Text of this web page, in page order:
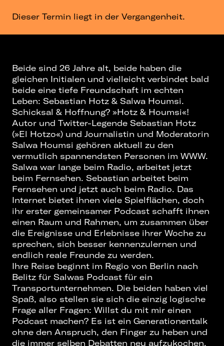
Dieser Termin liegt in der Vergangenheit.
Beide sind 26 Jahre alt, beide haben die
gleichen Initialen und vielleicht verbindet bald
beide eine tiefe Freundschaft im echten
Leben: Sebastian Hotz & Salwa Houmsi.
Schicksal & Hoffnung? »Hotz & Houmsi«!
Autor und Twitter-Legende Sebastian Hotz
(»El Hotzo«) und Journalistin und Moderatorin
Salwa Houmsi gehören aktuell zu den
vermutlich spannendsten Personen im WWW.
Salwa war lange beim Radio, arbeitet jetzt
beim Fernsehen. Sebastian arbeitet beim
Fernsehen und jetzt auch beim Radio. Das
Internet bietet ihnen viele Spielflächen, doch
ihr erster gemeinsamer Podcast schafft ihnen
einen Raum und Rahmen, um zusammen über
die Ereignisse und Erlebnisse ihrer Woche zu
sprechen, sich besser kennenzulernen und
endlich reale Freunde zu werden.
Ihre Reise beginnt im Regio von Berlin nach
Belitz für Salwas Podcast für ein
Transportunternehmen. Die beiden haben viel
Spaß, also stellen sie sich die einzig logische
Frage aller Fragen: Willst du mit mir einen
Podcast machen? Es ist ein Generationentalk
ohne den Anspruch, den Finger zu heben und
die immer selben Debatten neu aufzukochen.